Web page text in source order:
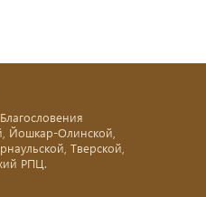
Йошкар-Олинской,
Тверской,
РПЦ.